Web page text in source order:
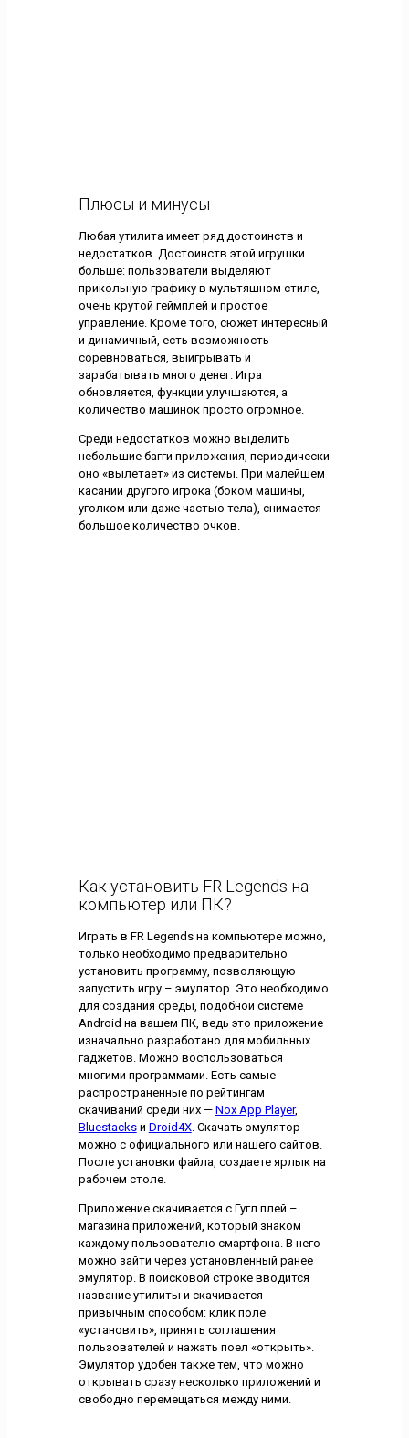
Плюсы и минусы
Любая утилита имеет ряд достоинств и
недостатков. Достоинств этой игрушки
больше: пользователи выделяют
прикольную графику в мультяшном стиле,
очень крутой геймплей и простое
управление. Кроме того, сюжет интересный
и динамичный, есть возможность
соревноваться, выигрывать и
зарабатывать много денег. Игра
обновляется, функции улучшаются, а
количество машинок просто огромное.
Среди недостатков можно выделить
небольшие багги приложения, периодически
оно «вылетает» из системы. При малейшем
касании другого игрока (боком машины,
уголком или даже частью тела), снимается
большое количество очков.
Как установить FR Legends на
компьютер или ПК?
Играть в FR Legends на компьютере можно,
только необходимо предварительно
установить программу, позволяющую
запустить игру – эмулятор. Это необходимо
для создания среды, подобной системе
Android на вашем ПК, ведь это приложение
изначально разработано для мобильных
гаджетов. Можно воспользоваться
многими программами. Есть самые
распространенные по рейтингам
скачиваний среди них — Nox App Player,
Bluestacksи Droid4X. Скачать эмулятор
можно с официального или нашего сайтов.
После установки файла, создаете ярлык на
рабочем столе.
Приложение скачивается с Гугл плей –
магазина приложений, который знаком
каждому пользователю смартфона. В него
можно зайти через установленный ранее
эмулятор. В поисковой строке вводится
название утилиты и скачивается
привычным способом: клик поле
«установить», принять соглашения
пользователей и нажать поел «открыть».
Эмулятор удобен также тем, что можно
открывать сразу несколько приложений и
свободно перемещаться между ними.